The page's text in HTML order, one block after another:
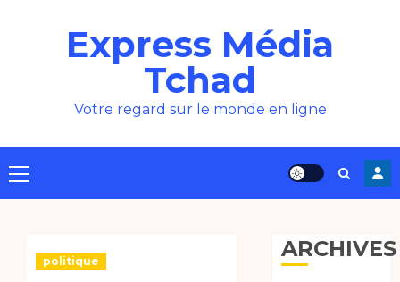
Express Média
Tchad
Votre regard sur le monde en ligne
Menu
principal
politique ARCHIVES